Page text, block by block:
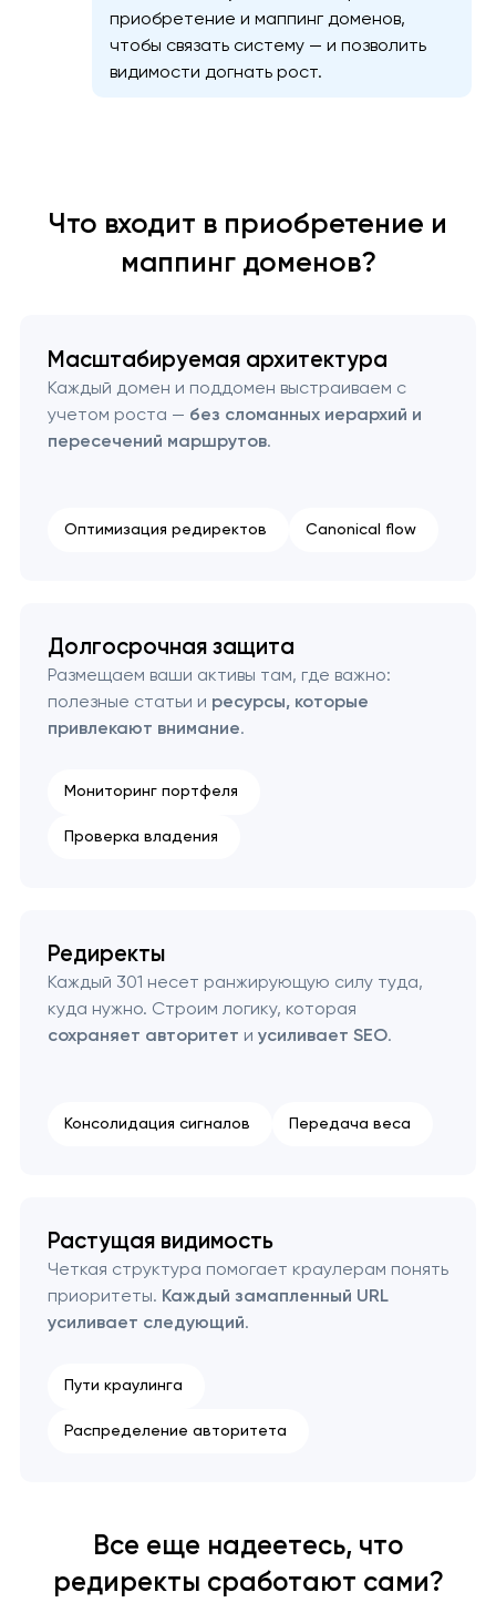
приобретение и маппинг доменов,
чтобы связать систему — и позволить
видимости догнать рост.
Что входит в приобретение и
маппинг доменов?
Масштабируемая архитектура
Каждый домен и поддомен выстраиваем с
учетом роста — без сломанных иерархий и
пересечений маршрутов.
Оптимизация редиректов Canonical flow
Долгосрочная защита
Размещаем ваши активы там, где важно:
полезные статьи и ресурсы, которые
привлекают внимание.
Мониторинг портфеля
Проверка владения
Редиректы
Каждый 301 несет ранжирующую силу туда,
куда нужно. Строим логику, которая
сохраняет авторитет и усиливает SEO.
Консолидация сигналов Передача веса
Растущая видимость
Четкая структура помогает краулерам понять
приоритеты. Каждый замапленный URL
усиливает следующий.
Пути краулинга
Распределение авторитета
Все еще надеетесь, что
редиректы сработают сами?